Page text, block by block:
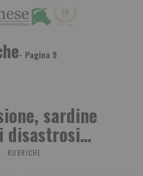
- Pagina 9
sardine
disastrosi…
RUBRICHE